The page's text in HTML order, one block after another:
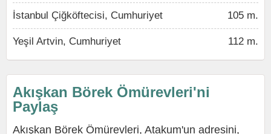
İstanbul Çiğköftecisi, Cumhuriyet 105 m.
Yeşil Artvin, Cumhuriyet 112 m.
Akışkan Börek Ömürevleri'ni
Paylaş
Akışkan Börek Ömürevleri, Atakum'un adresini,